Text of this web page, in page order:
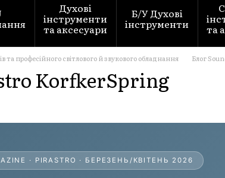
Духові
інструменти
та аксесуари
Б/У Духові
інструменти та
професійного світлового й звукового обладнання Блог
KorfkerSpring
· PIRASTRO · БЕРЕЗЕНЬ/КВІТЕНЬ 2026